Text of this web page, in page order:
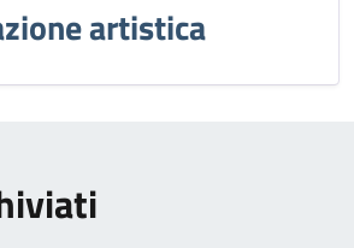
artistica